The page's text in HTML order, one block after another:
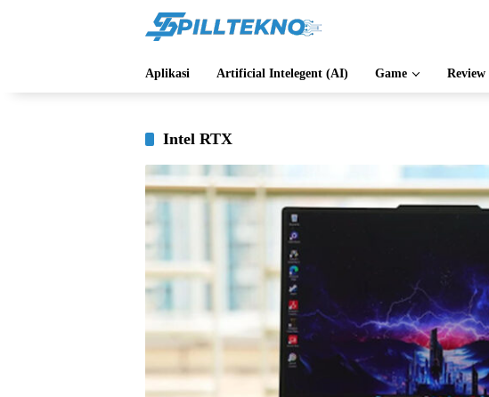
Aplikasi Artificial Intelegent (AI) Game Review
Intel RTX